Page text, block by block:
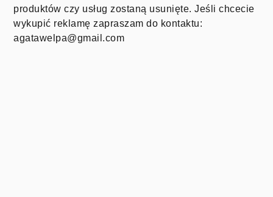
produktów czy usług zostaną usunięte. Jeśli chcecie
wykupić reklamę zapraszam do kontaktu:
agatawelpa@gmail.com